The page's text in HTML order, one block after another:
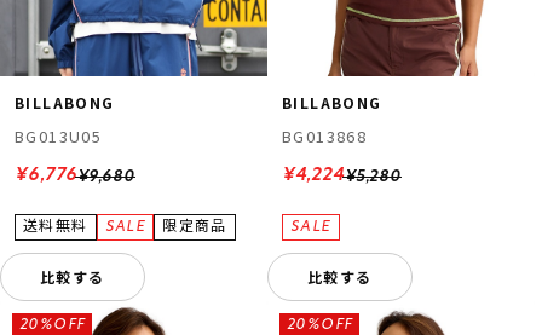
BILLABONG
BG013U05
¥9,680
¥6,776
比較する
BILLABONG
BG013868
¥5,280
¥4,224
比較する
20%OFF 20%OFF